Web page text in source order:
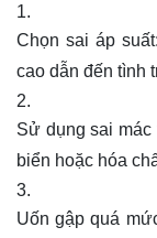
Chọn sai áp
cao dẫn đến tình
Sử dụng sai
biển hoặc hóa
Uốn gập quá